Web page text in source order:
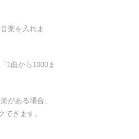
楽を入れま
1曲から1000ま
がある場合、
きます。